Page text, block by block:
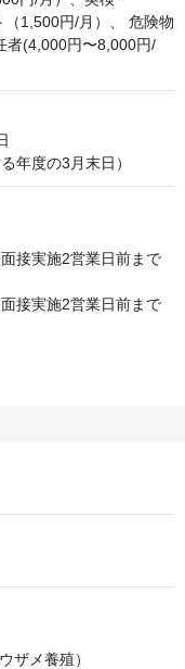
1,500円/月）、 危険物
者(4,000円〜8,000円/
年度の3月末日）
接実施2営業日前まで
接実施2営業日前まで
ザメ養殖）